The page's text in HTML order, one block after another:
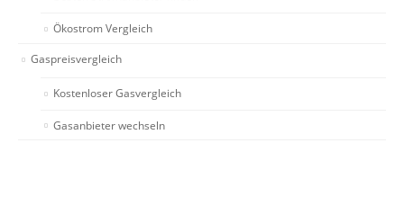
Ökostrom Vergleich
Gaspreisvergleich
Kostenloser Gasvergleich
Gasanbieter wechseln